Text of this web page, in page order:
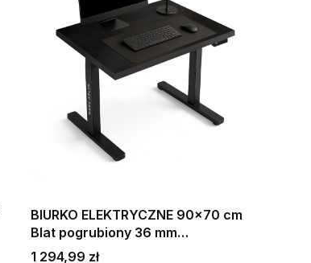
BIURKO ELEKTRYCZNE 90x70 cm
Blat pogrubiony 36 mm
KOMPUTEROWE DO FIRMY BIURA
Cena
1 294,99 zł